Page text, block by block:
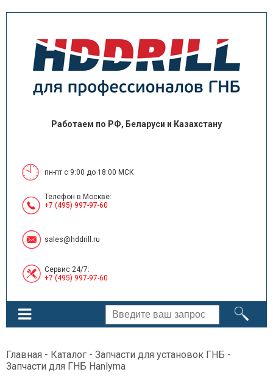
Работаем по РФ, Беларуси и Казахстану
пн-пт с 9:00 до 18:00 МСК
Телефон в Москве:
+7 (495) 997-97-60
sales@hddrill.ru
Сервис 24/7:
+7 (495) 997-97-60
Главная - Каталог - Запчасти для установок ГНБ -
Запчасти для ГНБ Hanlyma